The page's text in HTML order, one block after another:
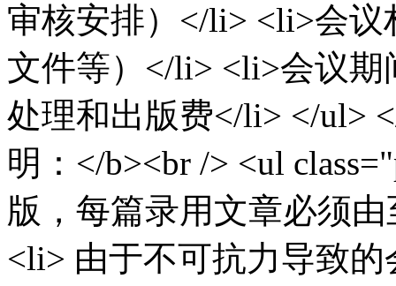
审核安排）</li> <li>会
文件等）</li> <li>会议
处理和出版费</li> </ul>
明：</b><br /> <ul
版，每篇录用文章必须
<li> 由于不可抗力导致